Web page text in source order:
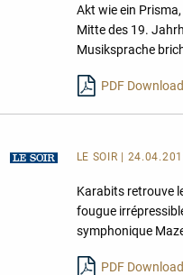
Akt wie ein
Mitte des 19.
Musiksprache
PDF Download
LE SOIR |
Karabits retrouve
fougue
symphonique
PDF Download